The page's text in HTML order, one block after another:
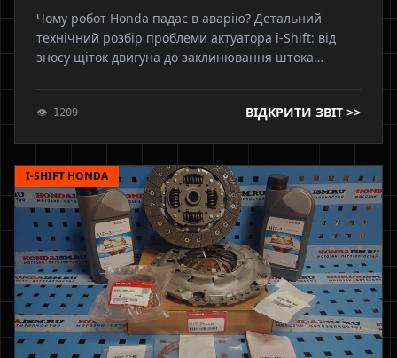
Чому робот Honda падає в аварію? Детальний
технічний розбір проблеми актуатора i-Shift: від
зносу щіток двигуна до заклинювання штока
оригінальні підшипники та чому без адаптації
👁 1209 ВІДКРИТИ ЗВІТ >>
I-SHIFT HONDA